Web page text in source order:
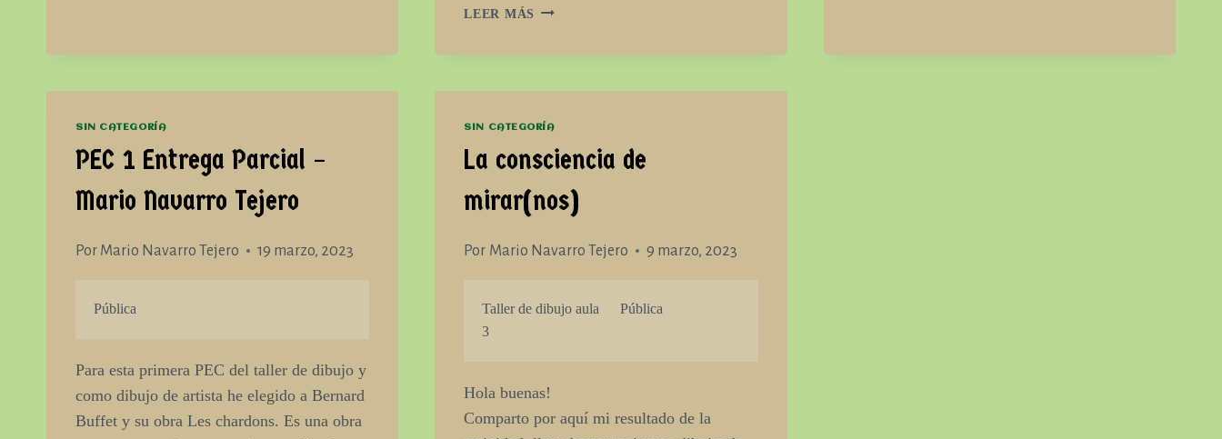
PALABRAS
LEER MÁS PEC
MIRAR
SIN CATEGORÍA
PEC 1 Entrega Parcial –
Mario Navarro Tejero
Por Mario Navarro Tejero 19 marzo, 2023
Pública
Para esta primera PEC del taller de dibujo y
como dibujo de artista he elegido a Bernard
Buffet y su obra Les chardons. Es una obra
SIN CATEGORÍA
La consciencia de
mirar(nos)
Por Mario Navarro Tejero 9 marzo, 2023
Taller de dibujo aula
3
Pública
Hola buenas!
Comparto por aquí mi resultado de la